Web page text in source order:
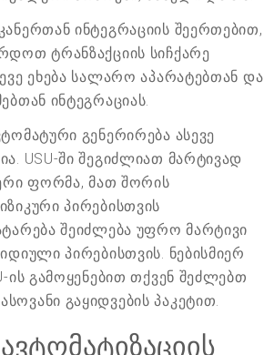
ინტეგრაციის შეერთებით,
ტრანზაქციის სიჩქარე
ეხება სალარო აპარატებთან და
ინტეგრაციას.
გენერირება ასევე
USU-ში შეგიძლიათ მარტივად
ფორმა, მათ შორის
პირებისთვის
შეიძლება უფრო მარტივი
პირებისთვის. ნებისმიერ
ის გამოყენებით თქვენ შეძლებთ
გაყიდვების პაკეტით.